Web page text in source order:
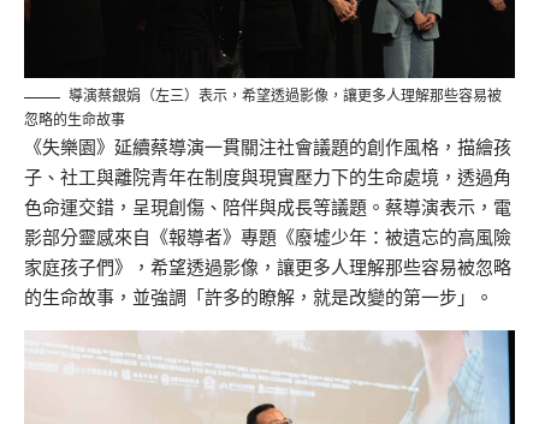
導演蔡銀娟（左三）表示，希望透過影像，讓更多人理解那些容易被
忽略的生命故事
《失樂園》延續蔡導演一貫關注社會議題的創作風格，描繪孩
子、社工與離院青年在制度與現實壓力下的生命處境，透過角
色命運交錯，呈現創傷、陪伴與成長等議題。蔡導演表示，電
影部分靈感來自《報導者》專題《廢墟少年：被遺忘的高風險
家庭孩子們》，希望透過影像，讓更多人理解那些容易被忽略
的生命故事，並強調「許多的瞭解，就是改變的第一步」。